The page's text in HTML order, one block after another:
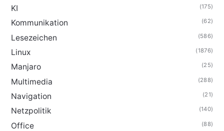
KI (175)
Kommunikation (62)
Lesezeichen (586)
Linux (1876)
Manjaro (25)
Multimedia (288)
Navigation (21)
Netzpolitik (140)
Office (88)